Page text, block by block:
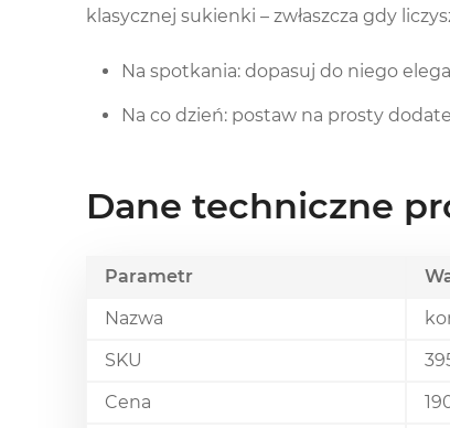
klasycznej sukienki – zwłaszcza gdy
Na spotkania: dopasuj do niego
Na co dzień: postaw na prosty
Dane techniczne
Parametr
Nazwa
SKU
Cena